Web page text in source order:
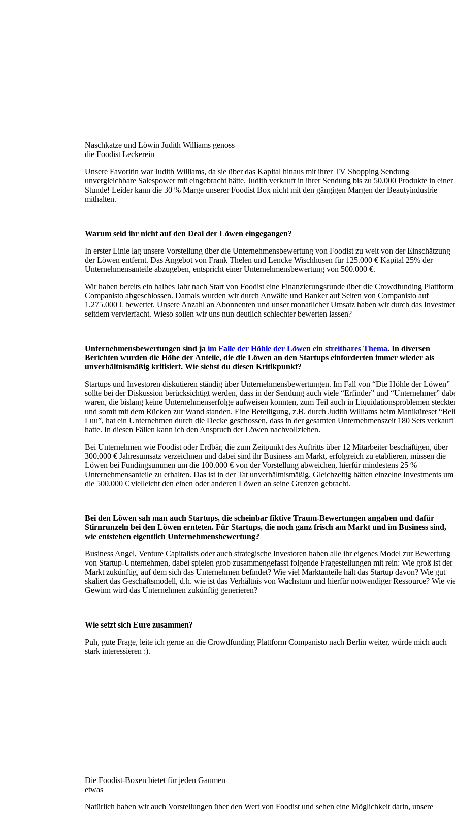
Naschkatze und Löwin Judith Williams genoss
die Foodist Leckerein
Unsere Favoritin war Judith Williams, da sie über das Kapital hinaus mit ihrer TV Shopping Sendung
unvergleichbare Salespower mit eingebracht hätte. Judith verkauft in ihrer Sendung bis zu 50.000 Produkte in einer
Stunde! Leider kann die 30 % Marge unserer Foodist Box nicht mit den gängigen Margen der Beautyindustrie
mithalten.
Warum seid ihr nicht auf den Deal der Löwen eingegangen?
In erster Linie lag unsere Vorstellung über die Unternehmensbewertung von Foodist zu weit von der Einschätzung
der Löwen entfernt. Das Angebot von Frank Thelen und Lencke Wischhusen für 125.000 € Kapital 25% der
Unternehmensanteile abzugeben, entspricht einer Unternehmensbewertung von 500.000 €.
Wir haben bereits ein halbes Jahr nach Start von Foodist eine Finanzierungsrunde über die Crowdfunding Plattform
Companisto abgeschlossen. Damals wurden wir durch Anwälte und Banker auf Seiten von Companisto auf
1.275.000 € bewertet. Unsere Anzahl an Abonnenten und unser monatlicher Umsatz haben wir durch das
seitdem vervierfacht. Wieso sollen wir uns nun deutlich schlechter bewerten lassen?
Unternehmensbewertungen sind ja im Falle der Höhle der Löwen ein streitbares Thema. In diversen
Berichten wurden die Höhe der Anteile, die die Löwen an den Startups einforderten immer wieder als
unverhältnismäßig kritisiert. Wie siehst du diesen Kritikpunkt?
Startups und Investoren diskutieren ständig über Unternehmensbewertungen. Im Fall von “Die Höhle der Löwen”
sollte bei der Diskussion berücksichtigt werden, dass in der Sendung auch viele “Erfinder” und “Unternehmer”
waren, die bislang keine Unternehmenserfolge aufweisen konnten, zum Teil auch in Liquidationsproblemen
und somit mit dem Rücken zur Wand standen. Eine Beteiligung, z.B. durch Judith Williams beim Maniküreset “Beli
Luu”, hat ein Unternehmen durch die Decke geschossen, dass in der gesamten Unternehmenszeit 180 Sets verkauft
hatte. In diesen Fällen kann ich den Anspruch der Löwen nachvollziehen.
Bei Unternehmen wie Foodist oder Erdbär, die zum Zeitpunkt des Auftritts über 12 Mitarbeiter beschäftigen, über
300.000 € Jahresumsatz verzeichnen und dabei sind ihr Business am Markt, erfolgreich zu etablieren, müssen die
Löwen bei Fundingsummen um die 100.000 € von der Vorstellung abweichen, hierfür mindestens 25 %
Unternehmensanteile zu erhalten. Das ist in der Tat unverhältnismäßig. Gleichzeitig hätten einzelne Investments um
die 500.000 € vielleicht den einen oder anderen Löwen an seine Grenzen gebracht.
Bei den Löwen sah man auch Startups, die scheinbar fiktive Traum-Bewertungen angaben und dafür
Stirnrunzeln bei den Löwen ernteten. Für Startups, die noch ganz frisch am Markt und im Business sind,
wie entstehen eigentlich Unternehmensbewertung?
Business Angel, Venture Capitalists oder auch strategische Investoren haben alle ihr eigenes Model zur Bewertung
von Startup-Unternehmen, dabei spielen grob zusammengefasst folgende Fragestellungen mit rein: Wie groß ist der
Markt zukünftig, auf dem sich das Unternehmen befindet? Wie viel Marktanteile hält das Startup davon? Wie gut
skaliert das Geschäftsmodell, d.h. wie ist das Verhältnis von Wachstum und hierfür notwendiger Ressource? Wie
Gewinn wird das Unternehmen zukünftig generieren?
Wie setzt sich Eure zusammen?
Puh, gute Frage, leite ich gerne an die Crowdfunding Plattform Companisto nach Berlin weiter, würde mich auch
stark interessieren :).
Die Foodist-Boxen bietet für jeden Gaumen
etwas
Natürlich haben wir auch Vorstellungen über den Wert von Foodist und sehen eine Möglichkeit darin, unsere